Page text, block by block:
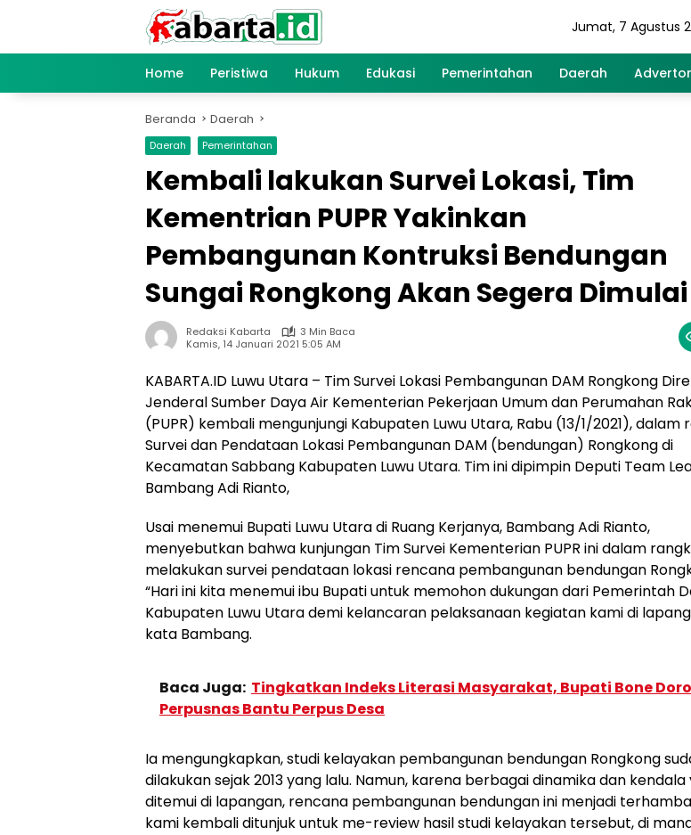
Jumat, 7 Agustus
Home Peristiwa Hukum Edukasi Pemerintahan Daerah
Beranda Daerah
Daerah Pemerintahan
Kembali lakukan Survei Lokasi, Tim
Kementrian PUPR Yakinkan
Pembangunan Kontruksi Bendungan
Sungai Rongkong Akan Segera Dimulai
Redaksi Kabarta
3 Min Baca
Kamis, 14 Januari 2021 5:05 AM
KABARTA.ID Luwu Utara – Tim Survei Lokasi Pembangunan DAM Rongkong
Jenderal Sumber Daya Air Kementerian Pekerjaan Umum dan Perumahan
(PUPR) kembali mengunjungi Kabupaten Luwu Utara, Rabu (13/1/2021), dalam
Survei dan Pendataan Lokasi Pembangunan DAM (bendungan) Rongkong di
Kecamatan Sabbang Kabupaten Luwu Utara. Tim ini dipimpin Deputi Team
Bambang Adi Rianto,
Usai menemui Bupati Luwu Utara di Ruang Kerjanya, Bambang Adi Rianto,
menyebutkan bahwa kunjungan Tim Survei Kementerian PUPR ini dalam
melakukan survei pendataan lokasi rencana pembangunan bendungan
“Hari ini kita menemui ibu Bupati untuk memohon dukungan dari Pemerintah
Kabupaten Luwu Utara demi kelancaran pelaksanaan kegiatan kami di
kata Bambang.
Baca Juga: Tingkatkan Indeks Literasi Masyarakat, Bupati Bone
Perpusnas Bantu Perpus Desa
Ia mengungkapkan, studi kelayakan pembangunan bendungan Rongkong
dilakukan sejak 2013 yang lalu. Namun, karena berbagai dinamika dan kendala
ditemui di lapangan, rencana pembangunan bendungan ini menjadi
kami kembali ditunjuk untuk me-review hasil studi kelayakan tersebut, di